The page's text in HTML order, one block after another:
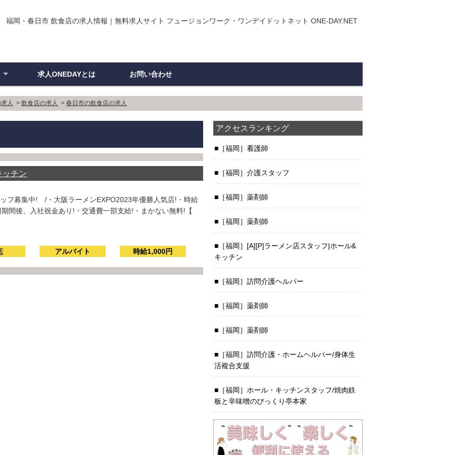
福岡・春日市 飲食店の求人情報｜無料求人サイト フュージョンワーク・ワンデイドットネット ONE-DAY.NET
求人ONEDAYとは お問い合わせ
人 > 飲食店の求人 > 春日市の飲食店の求人
ッチン
フ募集中! /・大阪ラーメンEXPO2023年優勝人気店!・時給
間後、入社祝金あり!・交通費一部支給!・まかない無料!【
アルバイト 時給1,000円
アクセスランキング
［福岡］看護師
［福岡］介護スタッフ
［福岡］薬剤師
［福岡］薬剤師
［福岡］[A][P]ラーメン店スタッフ|ホール&
キッチン
［福岡］訪問介護ヘルパー
［福岡］薬剤師
［福岡］薬剤師
［福岡］訪問介護・ホームヘルパー/身体生
活複合支援
［福岡］ホール・キッチンスタッフ/焼肉鉄
板と辛味噌のびっくり亭本家